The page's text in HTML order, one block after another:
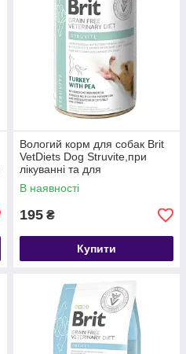
Вологий корм для собак Brit
VetDiets Dog Struvite,при
лікуванні та для
профілактики сечокам'яної
хвороби, 400г
В наявності
195 ₴
Купити